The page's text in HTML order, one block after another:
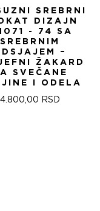
SREBRNI
DIZAJN
- 74 SA
SREBRNIM
–
ŽAKARD
SVEČANE
I ODELA
4.800,00 RSD